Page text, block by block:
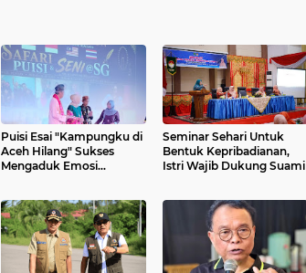
Puisi Esai "Kampungku di
Aceh Hilang" Sukses
Mengaduk Emosi
Seminar Sehari Untuk
Bentuk Kepribadianan,
Istri Wajib Dukung Suami